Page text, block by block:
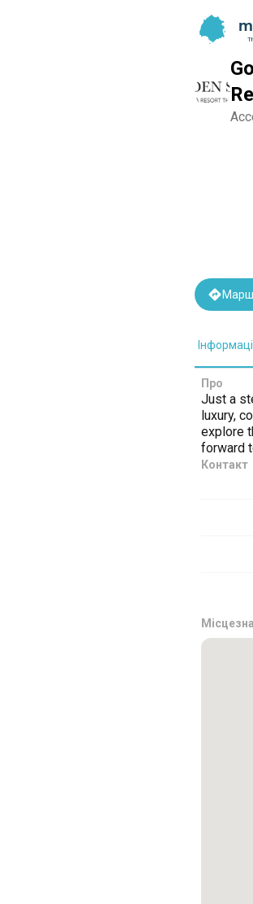
Про
Just a
luxury,
explore
forward
Контакт